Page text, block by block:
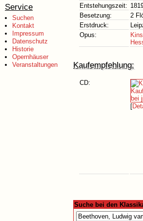
Service
Suchen
Kontakt
Impressum
Datenschutz
Historie
Opernhäuser
Veranstaltungen
Entstehungszeit:
Besetzung:
2
Erstdruck:
Opus:
Kaufempfehlung:
CD:
[
Suche bei den